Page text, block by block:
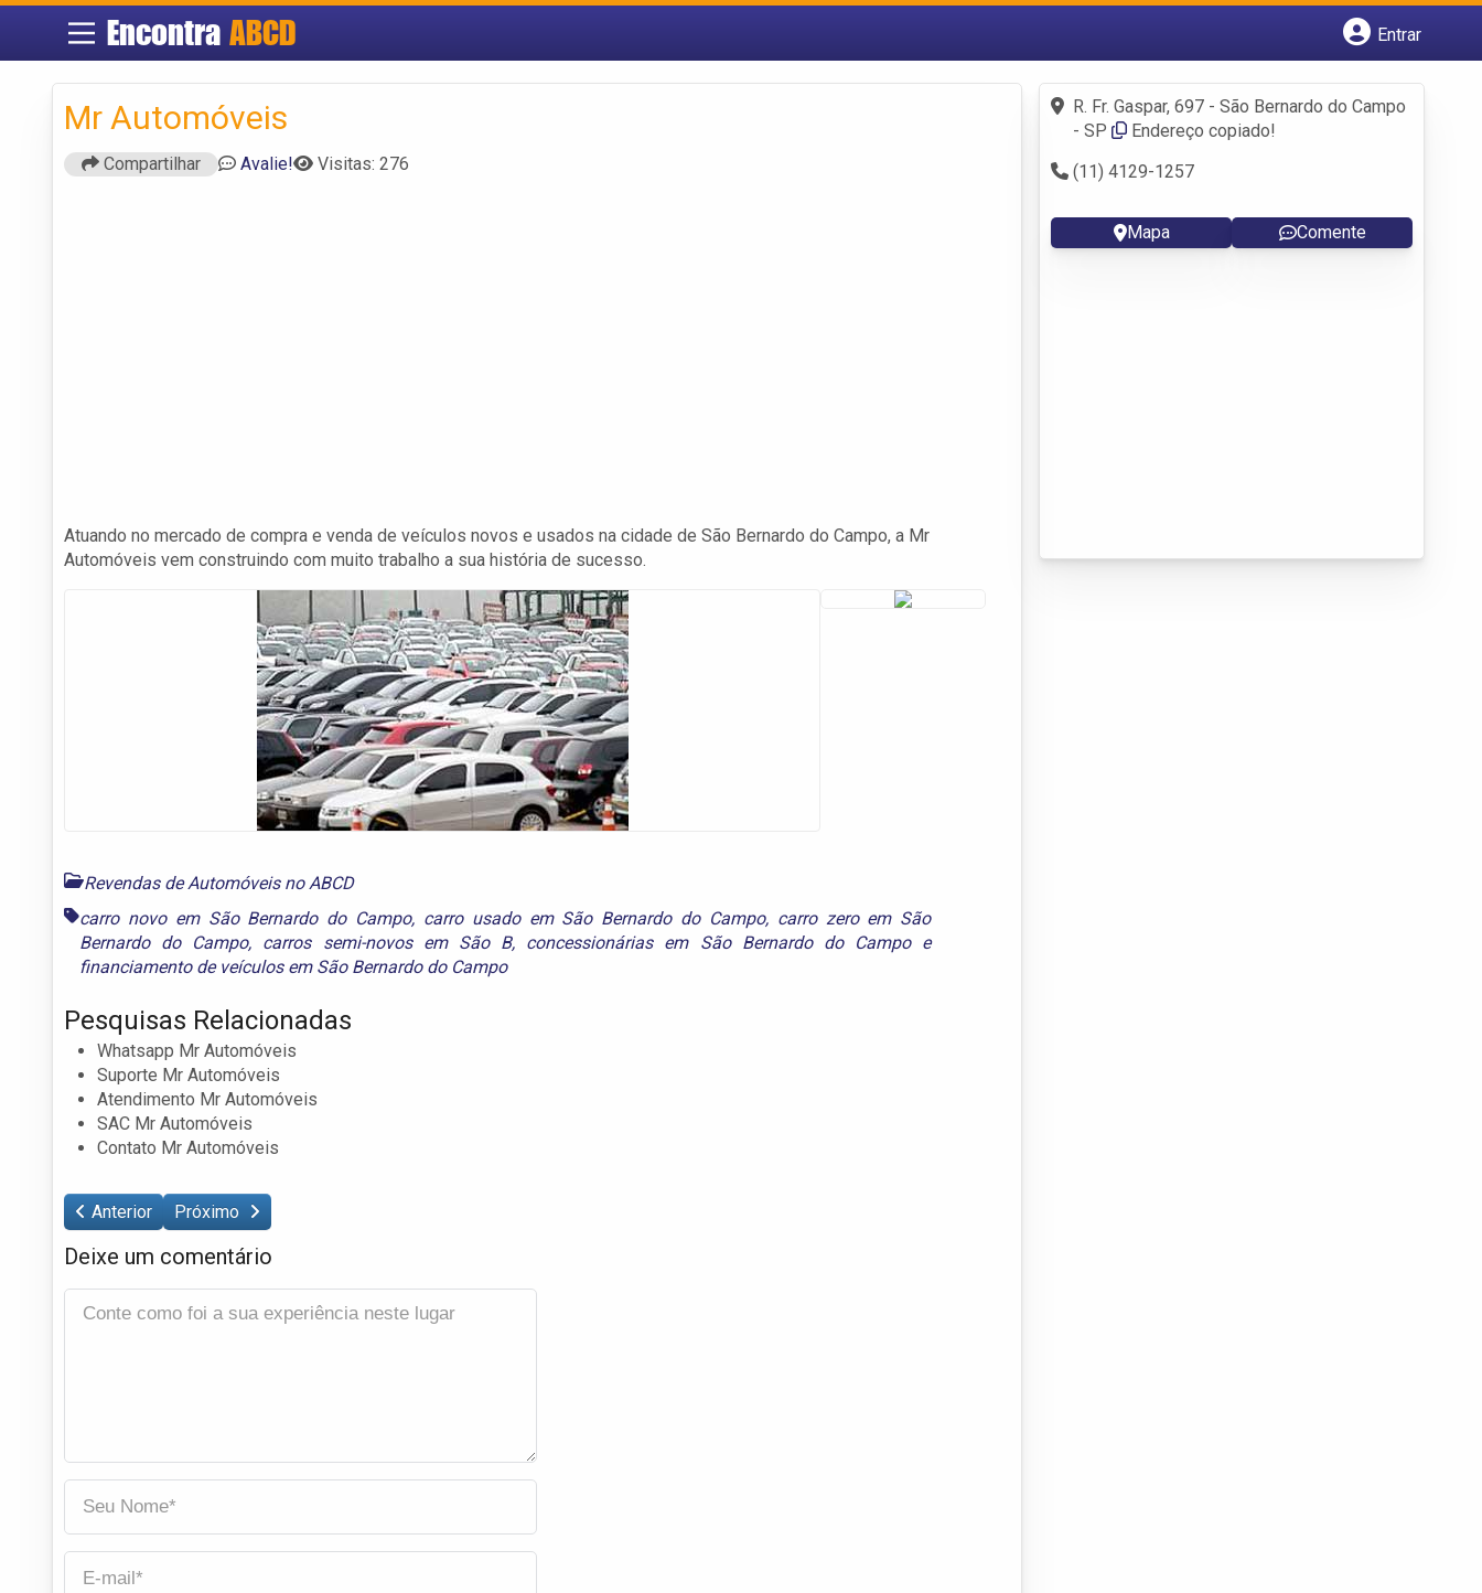
Encontra ABCD
Entrar
Fazer login
Criar conta
Mr Automóveis
Compartilhar Avalie! Visitas: 276
Atuando no mercado de compra e venda de veículos novos e usados na cidade de São Bernardo do Campo, a Mr
Automóveis vem construindo com muito trabalho a sua história de sucesso.
Revendas de Automóveis no ABCD
carro novo em São Bernardo do Campo, carro usado em São Bernardo do Campo, carro zero em São
Bernardo do Campo, carros semi-novos em São B, concessionárias em São Bernardo do Campoe
financiamento de veículos em São Bernardo do Campo
Pesquisas Relacionadas
Whatsapp Mr Automóveis
Suporte Mr Automóveis
Atendimento Mr Automóveis
SAC Mr Automóveis
Contato Mr Automóveis
Anterior Próximo
Deixe um comentário
R. Fr. Gaspar, 697 - São Bernardo do Campo
- SP
Endereço copiado!
(11) 4129-1257
Mapa Comente